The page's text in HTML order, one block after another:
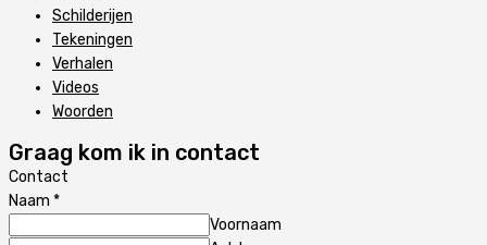
Schilderijen
Tekeningen
Verhalen
Videos
Woorden
Graag kom ik in contact
Contact
Naam *
Voornaam